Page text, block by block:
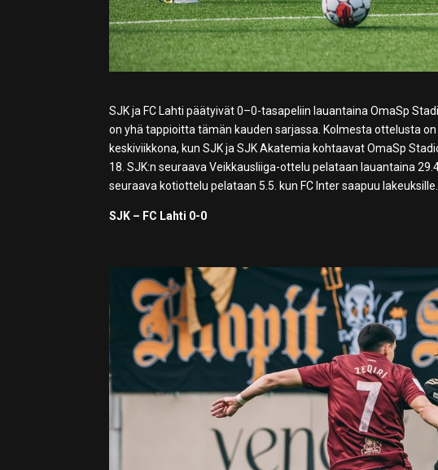
SJK ja FC Lahti päätyivät 0–0-tasapeliin lauantaina OmaSp
on yhä tappioitta tämän kauden sarjassa. Kolmesta ottelusta
keskiviikkona, kun SJK ja SJK Akatemia kohtaavat OmaSp
18. SJK:n seuraava Veikkausliiga-ottelu pelataan lauantaina
seuraava kotiottelu pelataan 5.5. kun FC Inter saapuu
SJK – FC Lahti 0-0